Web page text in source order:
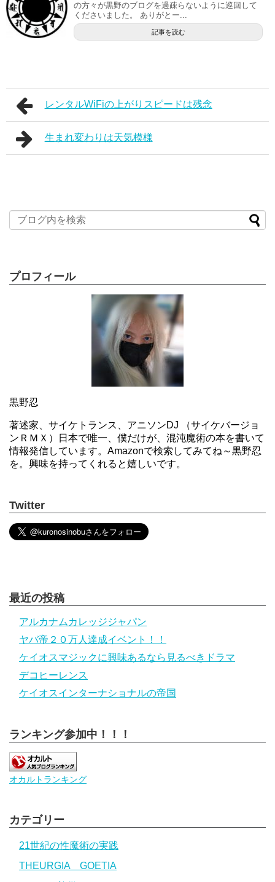
の方々が黒野のブログを過疎らないように巡回して
くださいました。 ありがとー...
記事を読む
レンタルWiFiの上がりスピードは残念
生まれ変わりは天気模様
プロフィール
黒野忍
著述家、サイケトランス、アニソンDJ （サイケバージョ
ンＲＭＸ）日本で唯一、僕だけが、混沌魔術の本を書いて
情報発信しています。Amazonで検索してみてね～黒野忍
を。興味を持ってくれると嬉しいです。
Twitter
最近の投稿
アルカナムカレッジジャパン
ヤバ帝２０万人達成イベント！！
ケイオスマジックに興味あるなら見るべきドラマ
デコヒーレンス
ケイオスインターナショナルの帝国
ランキング参加中！！！
オカルトランキング
カテゴリー
21世紀の性魔術の実践
THEURGIA GOETIA